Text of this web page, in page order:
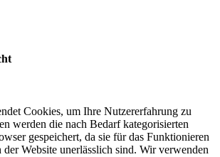
Cookies, um Ihre Nutzererfahrung zu
werden die nach Bedarf kategorisierten
gespeichert, da sie für das Funktionieren
Website unerlässlich sind. Wir verwenden